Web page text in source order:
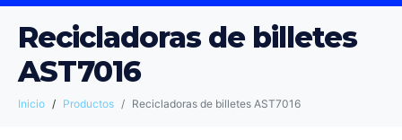
Recicladoras de billetes
AST7016
Inicio Productos Recicladoras de billetes AST7016